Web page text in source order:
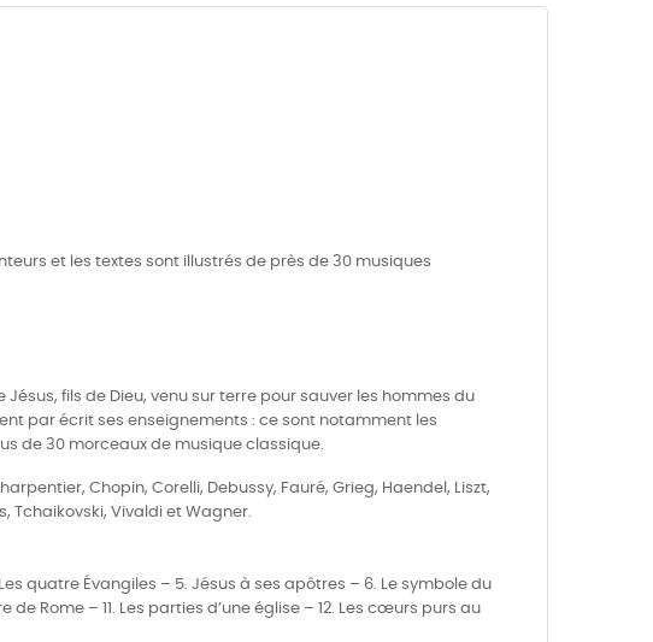
et les textes sont illustrés de près de 30 musiques
fils de Dieu, venu sur terre pour sauver les hommes du
par écrit ses enseignements : ce sont notamment les
de 30 morceaux de musique classique.
Chopin, Corelli, Debussy, Fauré, Grieg, Haendel, Liszt,
Tchaikovski, Vivaldi et Wagner.
quatre Évangiles – 5. Jésus à ses apôtres – 6. Le symbole du
Rome – 11. Les parties d’une église – 12. Les cœurs purs au